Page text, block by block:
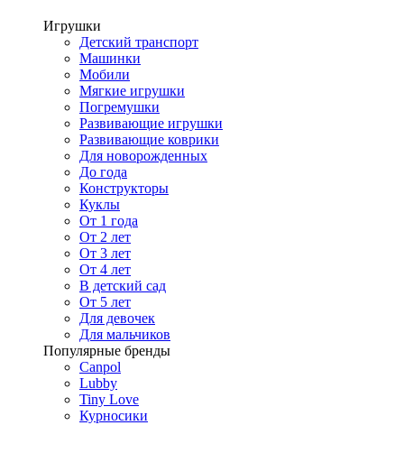
Игрушки
Детский транспорт
Машинки
Мобили
Мягкие игрушки
Погремушки
Развивающие игрушки
Развивающие коврики
Для новорожденных
До года
Конструкторы
Куклы
От 1 года
От 2 лет
От 3 лет
От 4 лет
В детский сад
От 5 лет
Для девочек
Для мальчиков
Популярные бренды
Canpol
Lubby
Tiny Love
Курносики